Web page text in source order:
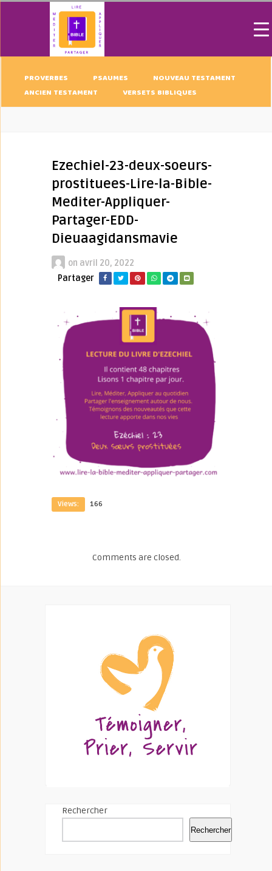
PROVERBES PSAUMES
NOUVEAU TESTAMENT
ANCIEN TESTAMENT
VERSETS BIBLIQUES
Ezechiel-23-deux-soeurs-
prostituees-Lire-la-Bible-
Mediter-Appliquer-
Partager-EDD-
Dieuaagidansmavie
on avril 20, 2022
Partager
Views: 166
Comments are closed.
Rechercher
Rechercher